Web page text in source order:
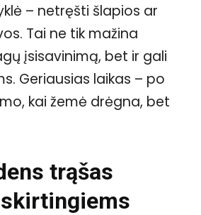
– netręšti šlapios ar
Tai ne tik mažina
įsisavinimą, bet ir gali
Geriausias laikas – po
kai žemė drėgna, bet
trąšas